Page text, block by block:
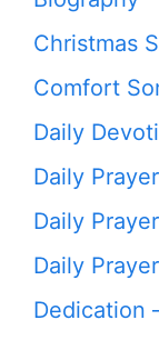
Christmas
Comfort
Daily
Daily
Daily
Daily
Dedication